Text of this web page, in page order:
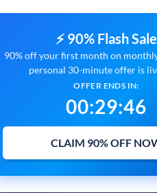
⚡ 90% Flash Sale
90% off your first month on
personal 30-minute offer is
OFFER ENDS IN:
00:29:45
CLAIM 90% OFF